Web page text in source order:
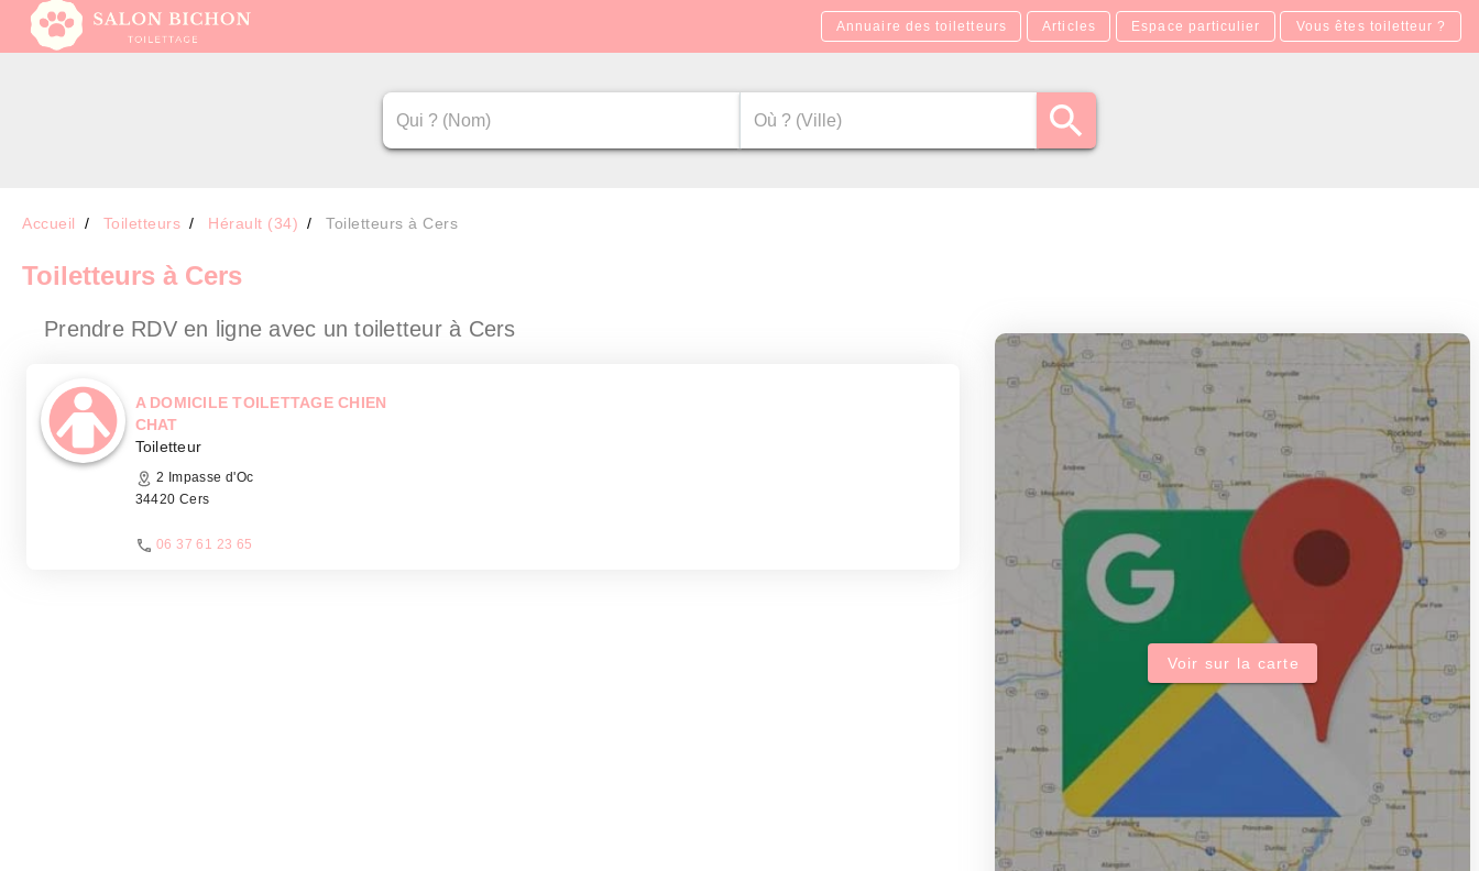
Annuaire des toiletteurs Articles Espace particulier Vous êtes toiletteur ?
Accueil Toiletteurs Hérault (34) Toiletteurs à Cers
Toiletteurs à Cers
Prendre RDV en ligne avec un toiletteur à Cers
A DOMICILE TOILETTAGE CHIEN
CHAT
Toiletteur
2 Impasse d'Oc
34420 Cers
06 37 61 23 65
Voir sur la carte